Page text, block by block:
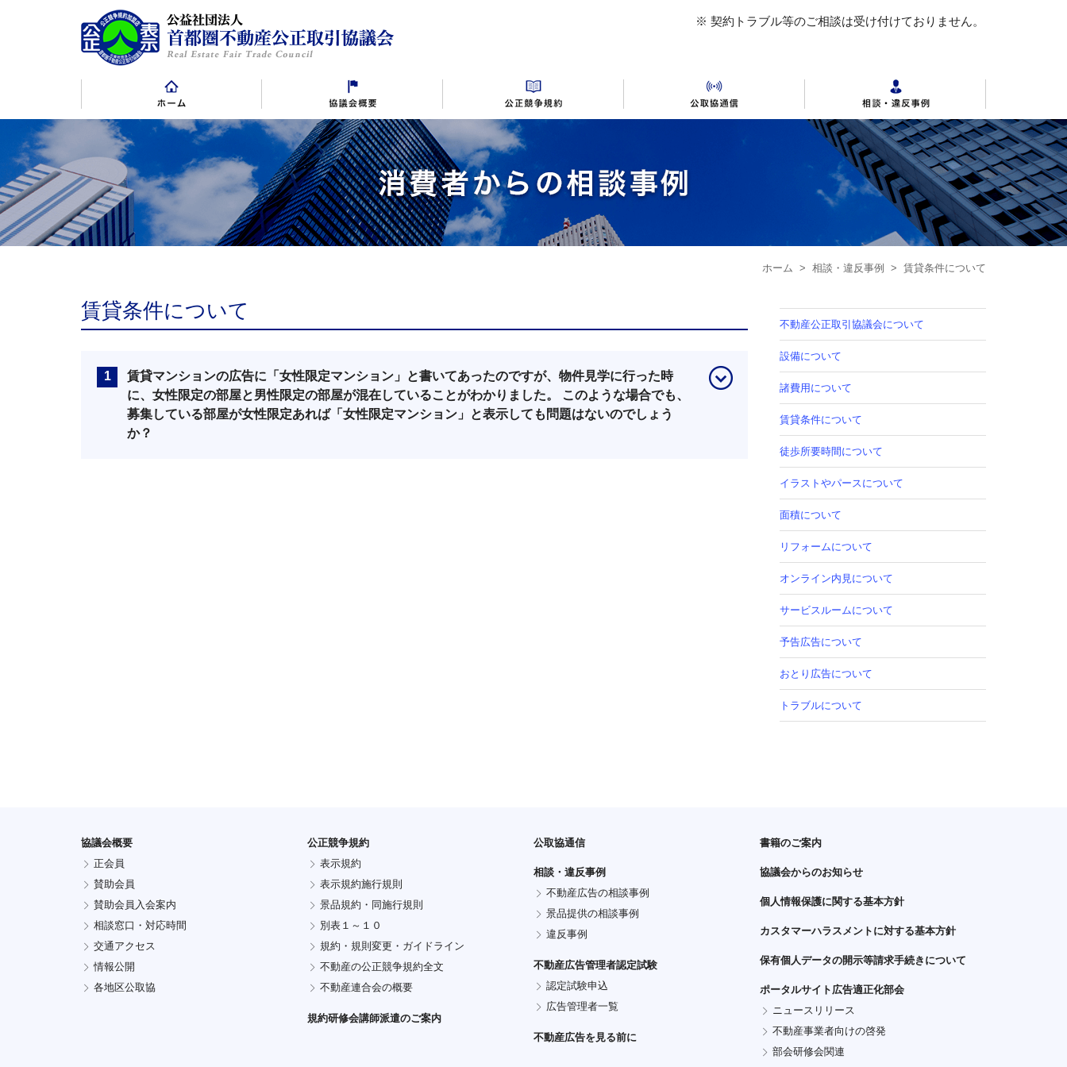
※ 契約トラブル等のご相談は受け付けておりません。
賛助会員 賛助会員入会案内 相談窓口・対応時間
表示規約 景品規約・同施行規則 別表１～１０ 規約・規則変更・ガイドライン 不動産連合会の概要
バックナンバー
不動産広告の相談事例 景品提供の相談事例
ホーム > 相談・違反事例 > 賃貸条件について
賃貸条件について
1
賃貸マンションの広告に「女性限定マンション」と書いてあったのですが、物件見学に行った時
に、女性限定の部屋と男性限定の部屋が混在していることがわかりました。 このような場合でも、
募集している部屋が女性限定あれば「女性限定マンション」と表示しても問題はないのでしょう
か？
不動産公正取引協議会について
設備について
諸費用について
賃貸条件について
徒歩所要時間について
イラストやパースについて
面積について
リフォームについて
オンライン内見について
サービスルームについて
予告広告について
おとり広告について
トラブルについて
協議会概要
正会員
賛助会員
賛助会員入会案内
相談窓口・対応時間
交通アクセス
情報公開
各地区公取協
公正競争規約
表示規約
表示規約施行規則
景品規約・同施行規則
別表１～１０
規約・規則変更・ガイドライン
不動産の公正競争規約全文
不動産連合会の概要
規約研修会講師派遣のご案内
公取協通信
相談・違反事例
不動産広告の相談事例
景品提供の相談事例
違反事例
不動産広告管理者認定試験
認定試験申込
広告管理者一覧
不動産広告を見る前に
書籍のご案内
協議会からのお知らせ
個人情報保護に関する基本方針
カスタマーハラスメントに対する基本方針
保有個人データの開示等請求手続きについて
ポータルサイト広告適正化部会
ニュースリリース
不動産事業者向けの啓発
部会研修会関連